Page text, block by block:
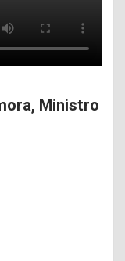
Ministro